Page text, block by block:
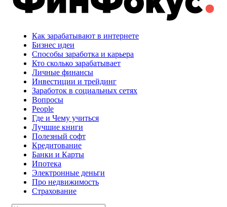
Как зарабатывают в интернете
Бизнес идеи
Способы заработка и карьера
Кто сколько зарабатывает
Личные финансы
Инвестиции и трейдинг
Заработок в социальных сетях
Вопросы
People
Где и Чему учиться
Лучшие книги
Полезный софт
Кредитование
Банки и Карты
Ипотека
Электронные деньги
Про недвижимость
Страхование